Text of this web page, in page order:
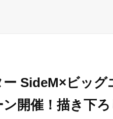
ー SideM×ビッグ
開催！描き下